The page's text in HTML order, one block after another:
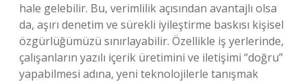
hale gelebilir. Bu, verimlilik açısından avantajlı olsa
da, aşırı denetim ve sürekli iyileştirme baskısı kişisel
özgürlüğümüzü sınırlayabilir. Özellikle iş yerlerinde,
çalışanların yazılı içerik üretimini ve iletişimi “doğru”
yapabilmesi adına, yeni teknolojilerle tanışmak